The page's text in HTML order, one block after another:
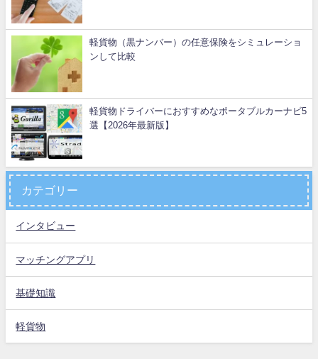
軽貨物（黒ナンバー）の任意保険をシミュレーショ
ンして比較
軽貨物ドライバーにおすすめなポータブルカーナビ5
選【2026年最新版】
カテゴリー
インタビュー
マッチングアプリ
基礎知識
軽貨物